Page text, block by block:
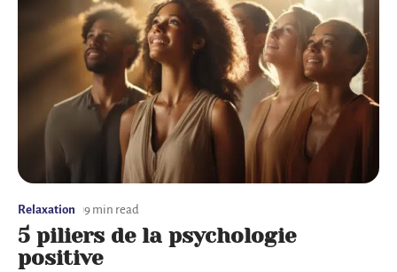
Relaxation 9 min read
5 piliers de la psychologie
positive